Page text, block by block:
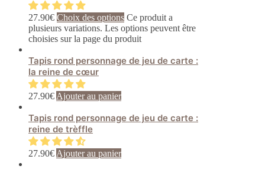
27.90€ Choix des options Ce produit a
plusieurs variations. Les options peuvent être
choisies sur la page du produit
Tapis rond personnage de jeu de carte :
la reine de cœur
27.90€Ajouter au panier
Tapis rond personnage de jeu de carte :
reine de trèffle
27.90€Ajouter au panier